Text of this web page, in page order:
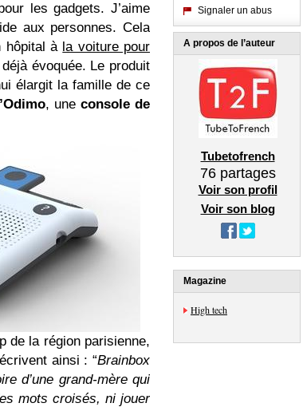
les gadgets. J’aime
aux personnes. Cela
hôpital à la voiture pour
évoquée. Le produit
élargit la famille de ce
, une console de
de la région parisienne,
ainsi : “Brainbox
d’une grand-mère qui
mots croisés, ni jouer
Signaler un abus
A propos de l’auteur
Tubetofrench
76partages
Voir son profil
Voir son blog
Magazine
High tech